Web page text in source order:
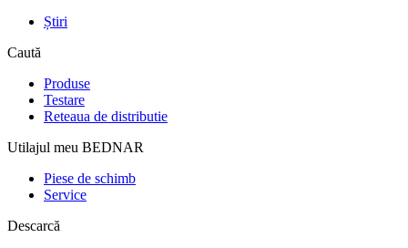
Știri
Caută
Produse
Testare
Reteaua de distributie
Utilajul meu BEDNAR
Piese de schimb
Service
Descarcă